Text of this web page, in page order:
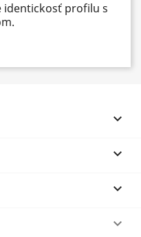
identickosť profilu s



